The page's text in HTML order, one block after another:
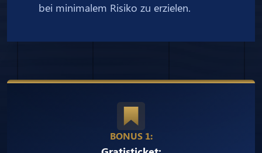
bei minimalem Risiko zu erzielen.
BONUS 1: